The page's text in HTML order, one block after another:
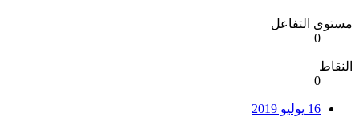
مستوى التفاعل
0
النقاط
0
16 يوليو 2019